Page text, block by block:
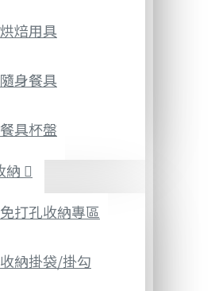
烘焙用具
隨身餐具
餐具杯盤
納
免打孔收納專區
收納掛袋/掛勾